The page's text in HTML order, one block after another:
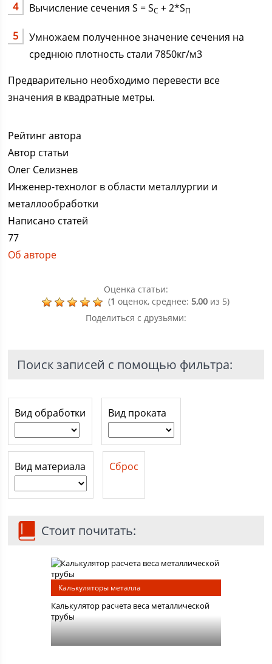
Вычисление сечения S = SС + 2*SП
Умножаем полученное значение сечения на
среднюю плотность стали 7850кг/м3
Предварительно необходимо перевести все
значения в квадратные метры.
Рейтинг автора
Автор статьи
Олег Селизнев
Инженер-технолог в области металлургии и
металлообработки
Написано статей
77
Об авторе
Оценка статьи:
(1 оценок, среднее: 5,00 из 5)
Поделиться с друзьями:
Поиск записей с помощью фильтра:
Вид обработки Вид проката
Вид материала Сброс
Стоит почитать:
Калькуляторы металла
Калькулятор расчета веса металлической
трубы